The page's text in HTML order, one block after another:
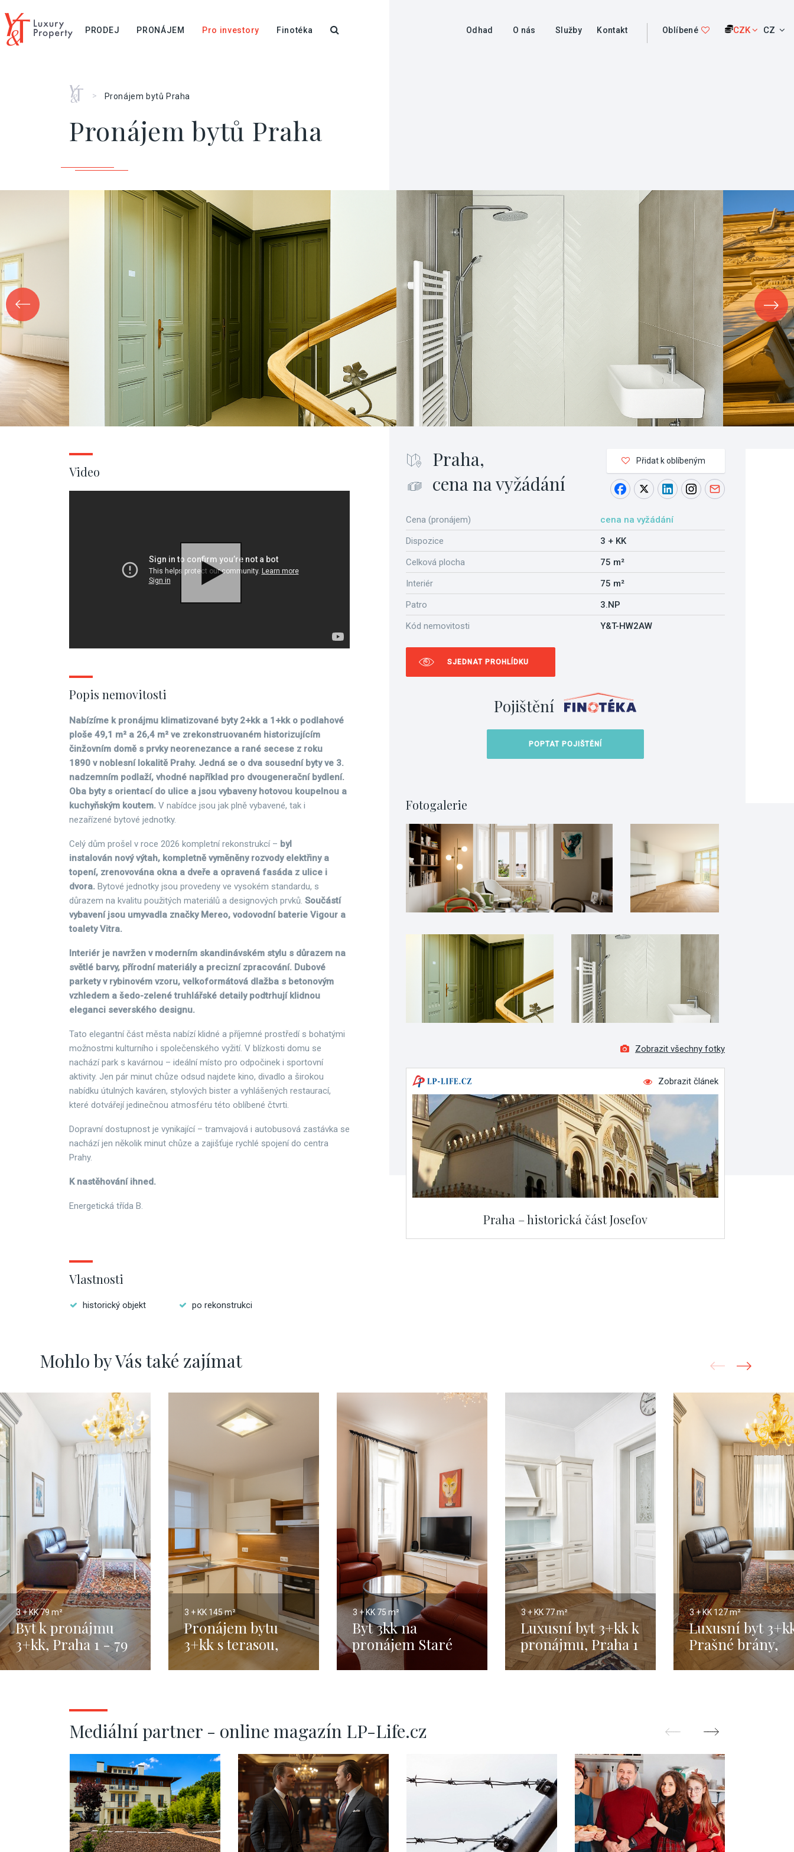
PRODEJ PRONÁJEM Pro investory Finotéka Odhad O nás Služby Kontakt Oblíbené CZK CZ
Home
> Pronájem bytů Praha
Pronájem bytů Praha
Praha,
cena na vyžádání
Přidat k oblíbeným
Cena (pronájem)
cena na vyžádání
Dispozice
3 + KK
Celková plocha
75 m²
Interiér
75 m²
Patro
3.NP
Kód nemovitosti
Y&T-HW2AW
SJEDNAT PROHLÍDKU
Pojištění
POPTAT POJIŠTĚNÍ
Fotogalerie
Zobrazit všechny fotky
Zobrazit článek
Praha – historická část Josefov
Video
Popis nemovitosti
Nabízíme k pronájmu klimatizované byty 2+kk a 1+kk o podlahové
ploše 49,1 m² a 26,4 m² ve zrekonstruovaném historizujícím
činžovním domě s prvky neorenezance a rané secese z roku
1890 v noblesní lokalitě Prahy. Jedná se o dva sousední byty ve 3.
nadzemním podlaží, vhodné například pro dvougenerační bydlení.
Oba byty s orientací do ulice a jsou vybaveny hotovou koupelnou a
kuchyňským koutem. V nabídce jsou jak plně vybavené, tak i
nezařízené bytové jednotky.
Celý dům prošel v roce 2026 kompletní rekonstrukcí – byl
instalován nový výtah, kompletně vyměněny rozvody elektřiny a
topení, zrenovována okna a dveře a opravená fasáda z ulice i
dvora. Bytové jednotky jsou provedeny ve vysokém standardu, s
důrazem na kvalitu použitých materiálů a designových prvků. Součástí
vybavení jsou umyvadla značky Mereo, vodovodní baterie Vigour a
toalety Vitra.
Interiér je navržen v moderním skandinávském stylu s důrazem na
světlé barvy, přírodní materiály a precizní zpracování. Dubové
parkety v rybinovém vzoru, velkoformátová dlažba s betonovým
vzhledem a šedo-zelené truhlářské detaily podtrhují klidnou
eleganci severského designu.
Tato elegantní část města nabízí klidné a příjemné prostředí s bohatými
možnostmi kulturního i společenského vyžití. V blízkosti domu se
nachází park s kavárnou – ideální místo pro odpočinek i sportovní
aktivity. Jen pár minut chůze odsud najdete kino, divadlo a širokou
nabídku útulných kaváren, stylových bister a vyhlášených restaurací,
které dotvářejí jedinečnou atmosféru této oblíbené čtvrti.
Dopravní dostupnost je vynikající – tramvajová i autobusová zastávka se
nachází jen několik minut chůze a zajišťuje rychlé spojení do centra
Prahy.
K nastěhování ihned.
Energetická třída B.
Vlastnosti
historický objekt po rekonstrukci
Mohlo by Vás také zajímat
3 + KK79 m²
Byt k pronájmu
3+kk, Praha 1 - 79
m
3 + KK 145 m²
Pronájem bytu
3+kk s terasou,
Nové Město, Praha
3 + KK 75 m²
Byt 3kk na
pronájem Staré
Město - 75 m2
3 + KK77 m²
Luxusní byt 3+kk k
pronájmu, Praha 1
- 77 m2
3 + KK127 m²
Luxusní byt
Prašné brány,
Praha 1 - 127 m²
Mediální partner - online magazín LP-Life.cz